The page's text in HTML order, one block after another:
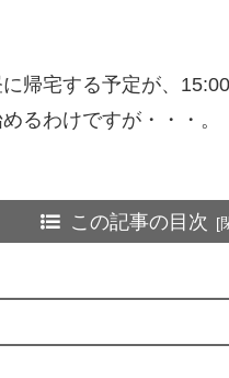
帰宅する予定が、
るわけですが・・・。
この記事の目次